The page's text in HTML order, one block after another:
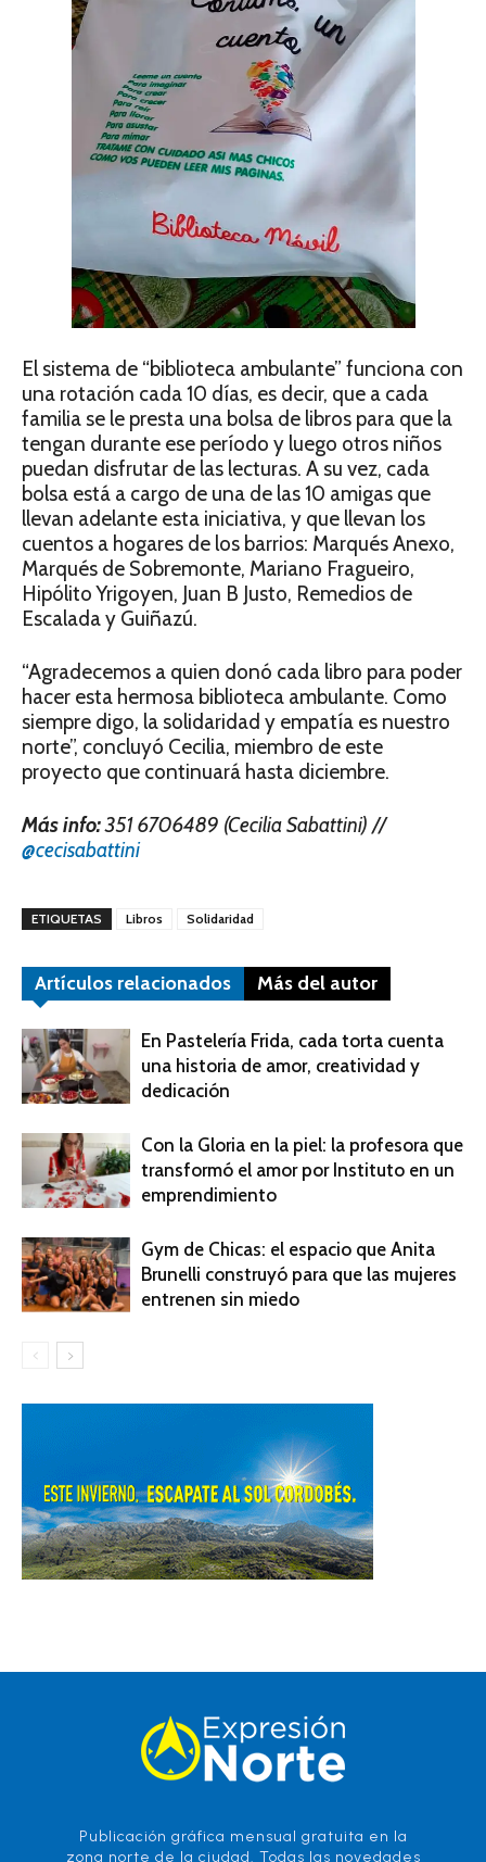
El sistema de “biblioteca ambulante” funciona con
una rotación cada 10 días, es decir, que a cada
familia se le presta una bolsa de libros para que la
tengan durante ese período y luego otros niños
puedan disfrutar de las lecturas. A su vez, cada
bolsa está a cargo de una de las 10 amigas que
llevan adelante esta iniciativa, y que llevan los
cuentos a hogares de los barrios: Marqués Anexo,
Marqués de Sobremonte, Mariano Fragueiro,
Hipólito Yrigoyen, Juan B Justo, Remedios de
Escalada y Guiñazú.
“Agradecemos a quien donó cada libro para poder
hacer esta hermosa biblioteca ambulante. Como
siempre digo, la solidaridad y empatía es nuestro
norte”, concluyó Cecilia, miembro de este
proyecto que continuará hasta diciembre.
Más info:351 6706489 (Cecilia Sabattini) //
@cecisabattini
ETIQUETAS Libros Solidaridad
Artículos relacionados Más del autor
En Pastelería Frida, cada torta cuenta
una historia de amor, creatividad y
dedicación
Con la Gloria en la piel: la profesora que
transformó el amor por Instituto en un
emprendimiento
Gym de Chicas: el espacio que Anita
Brunelli construyó para que las mujeres
entrenen sin miedo
Publicación gráfica mensual gratuita en la
zona norte de la ciudad. Todas las novedades